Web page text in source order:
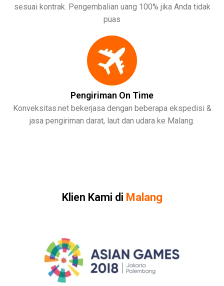
sesuai kontrak. Pengembalian uang 100% jika Anda tidak
puas
Pengiriman On Time
Konveksitas.net bekerjasa dengan beberapa ekspedisi &
jasa pengiriman darat, laut dan udara ke Malang.
Klien Kami di Malang